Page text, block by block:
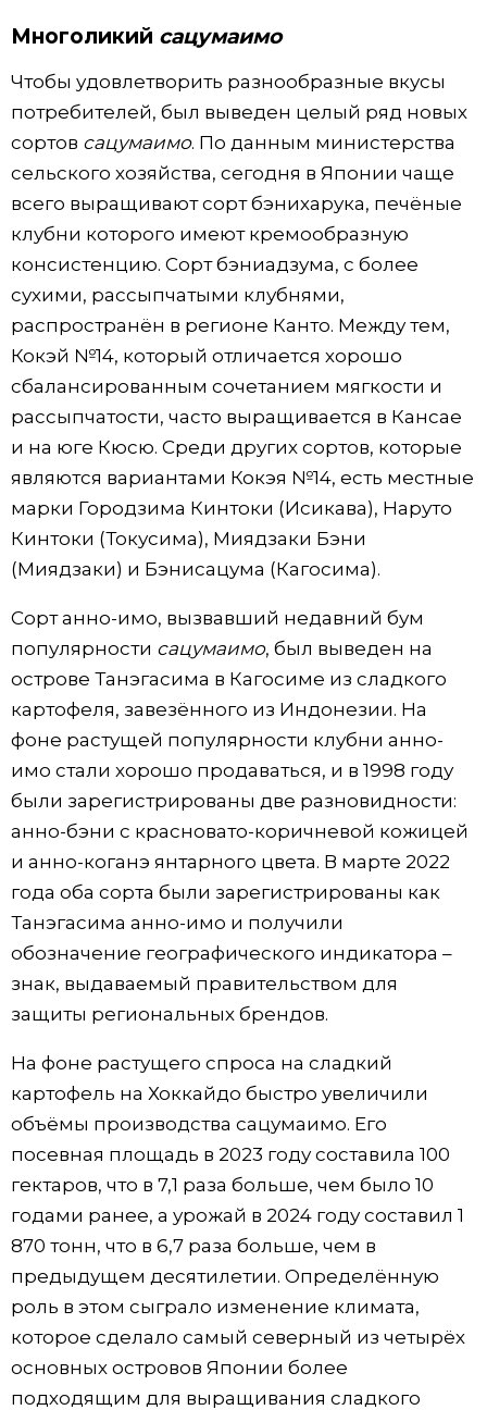
Многоликий сацумаимо
Чтобы удовлетворить разнообразные вкусы
потребителей, был выведен целый ряд новых
сортов сацумаимо. По данным министерства
сельского хозяйства, сегодня в Японии чаще
всего выращивают сорт бэнихарука, печёные
клубни которого имеют кремообразную
консистенцию. Сорт бэниадзума, с более
сухими, рассыпчатыми клубнями,
распространён в регионе Канто. Между тем,
Кокэй №14, который отличается хорошо
сбалансированным сочетанием мягкости и
рассыпчатости, часто выращивается в Кансае
и на юге Кюсю. Среди других сортов, которые
являются вариантами Кокэя №14, есть местные
марки Городзима Кинтоки (Исикава), Наруто
Кинтоки (Токусима), Миядзаки Бэни
(Миядзаки) и Бэнисацума (Кагосима).
Сорт анно-имо, вызвавший недавний бум
популярности сацумаимо, был выведен на
острове Танэгасима в Кагосиме из сладкого
картофеля, завезённого из Индонезии. На
фоне растущей популярности клубни анно-
имо стали хорошо продаваться, и в 1998 году
были зарегистрированы две разновидности:
анно-бэни с красновато-коричневой кожицей
и анно-коганэ янтарного цвета. В марте 2022
года оба сорта были зарегистрированы как
Танэгасима анно-имо и получили
обозначение географического индикатора –
знак, выдаваемый правительством для
защиты региональных брендов.
На фоне растущего спроса на сладкий
картофель на Хоккайдо быстро увеличили
объёмы производства сацумаимо. Его
посевная площадь в 2023 году составила 100
гектаров, что в 7,1 раза больше, чем было 10
годами ранее, а урожай в 2024 году составил 1
870 тонн, что в 6,7 раза больше, чем в
предыдущем десятилетии. Определённую
роль в этом сыграло изменение климата,
которое сделало самый северный из четырёх
основных островов Японии более
подходящим для выращивания сладкого